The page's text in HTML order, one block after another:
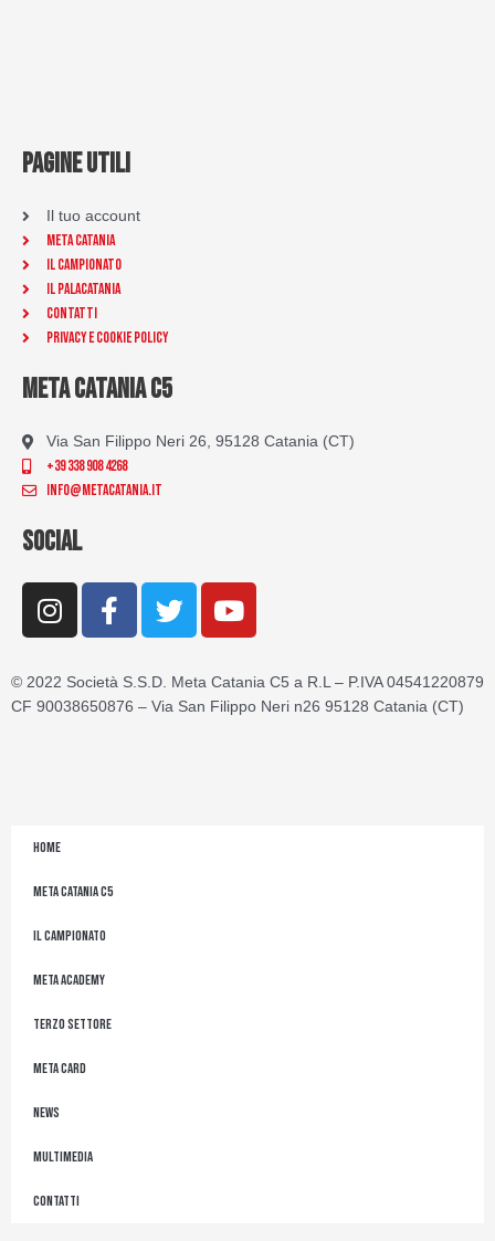
PAGINE UTILI
Il tuo account
Meta Catania
Il Campionato
Il Palacatania
Contatti
Privacy e Cookie Policy
META CATANIA C5
Via San Filippo Neri 26, 95128 Catania (CT)
+39 338 908 4268
info@metacatania.it
SOCIAL
I
n
t
a
F
a
e
b
T
w
t
t
Y
o
t
u
© 2022 Società S.S.D. Meta Catania C5 a R.L – P.IVA 04541220879
CF 90038650876 – Via San Filippo Neri n26 95128 Catania (CT)
Home
Meta Catania C5
Il Campionato
Meta Academy
Terzo Settore
Meta Card
News
Multimedia
Contatti